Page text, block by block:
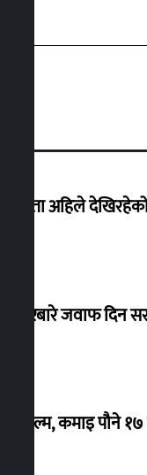
अहिले
सेन्टरबारे जवाफ दिन
फिल्म, कमाइ पौने